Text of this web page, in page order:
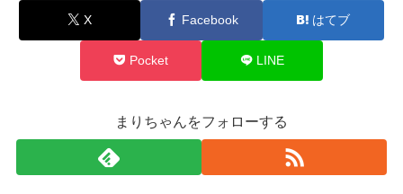
X Facebook はてブ
Pocket LINE
まりちゃんをフォローする